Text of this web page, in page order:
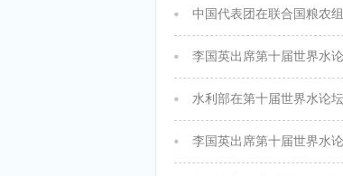
中国代表团在联合国粮农
李国英出席第十届世界水
李国英出席第十届世界水